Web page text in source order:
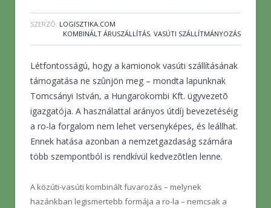
SZERZŐ: LOGISZTIKA.COM
KOMBINÁLT ÁRUSZÁLLÍTÁS, VASÚTI SZÁLLÍTMÁNYOZÁS
Létfontosságú, hogy a kamionok vasúti szállításának
támogatása ne szûnjön meg – mondta lapunknak
Tomcsányi István, a Hungarokombi Kft. ügyvezetõ
igazgatója. A használattal arányos útdíj bevezetéséig
a ro-la forgalom nem lehet versenyképes, és leállhat.
Ennek hatása azonban a nemzetgazdaság számára
több szempontból is rendkívül kedvezõtlen lenne.
A közúti-vasúti kombinált fuvarozás – melynek
hazánkban legismertebb formája a ro-la – nemcsak a